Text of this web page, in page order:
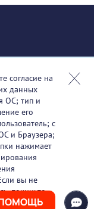
согласие на
данных
ОС; тип и
его
с
и Браузера;
нажимает
вы не
покиньте